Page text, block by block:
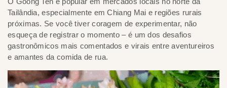
Tailândia, especialmente em Chiang Mai e regiões rurais
próximas. Se você tiver coragem de experimentar, não
esqueça de registrar o momento – é um dos desafios
gastronômicos mais comentados e virais entre aventureiros
e amantes da comida de rua.